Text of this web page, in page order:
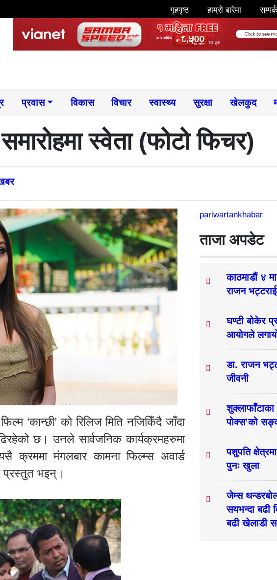
गृहपृष्ठ हाम्रो बारेमा
प्रवास विकास विचार स्वास्थ्य सुरक्षा खेलकुद
स्वेता (फोटो फिचर)
‘कान्छी’ को रिलिज मिति नजिकिँदै जाँदा
छ। उनले सार्वजनिक कार्यक्रमहरुमा
क्रममा मंगलबार कामना फिल्म्स अवार्ड
प्रस्तुत भइन्।
pariwartankhabar
ताजा अपडेट
काठमाडौं ४
राजन भट्टराई
घण्टी बोकेर
आयोगले
डा. राजन
जीवनी
शुक्लाफाँटाका
पोक्स’को
पशुपति
पुनः खुला
जेम्स
सयभन्दा बढी
बढी खेलाडी